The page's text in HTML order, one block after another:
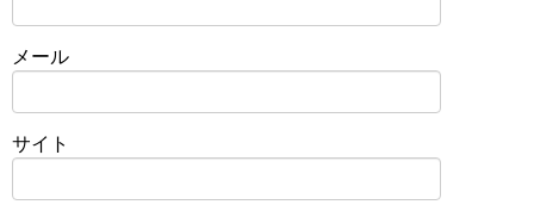
メール
サイト